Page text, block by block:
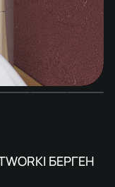
БЕРГЕН